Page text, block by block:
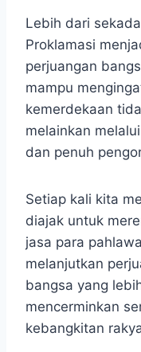
​Lebih dari
Proklamasi
perjuangan
mampu
kemerdekaan
melainkan
dan penuh
Setiap kali kita
diajak untuk
jasa para
melanjutkan
bangsa yang
mencerminkan
kebangkitan